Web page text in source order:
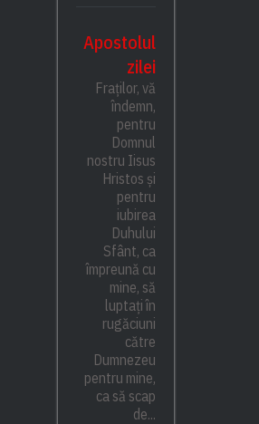
Apostolul
zilei
Fraților, vă
îndemn,
pentru
Domnul
nostru Iisus
Hristos și
pentru
iubirea
Duhului
Sfânt, ca
împreună cu
mine, să
luptați în
rugăciuni
către
Dumnezeu
pentru mine,
ca să scap
de...